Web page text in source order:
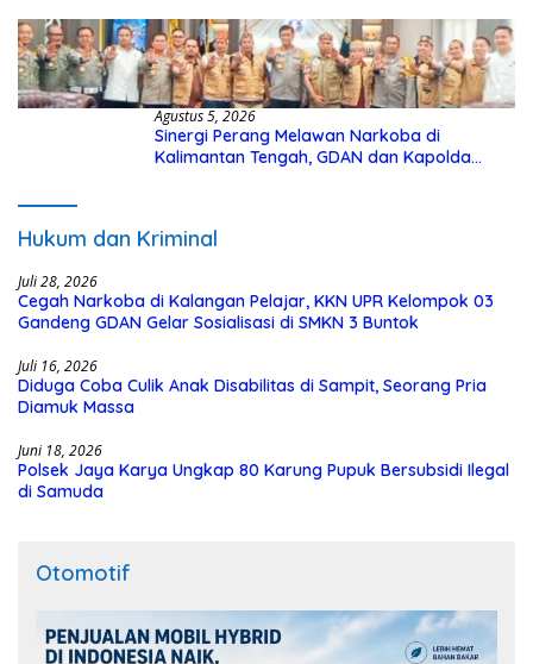
Agustus 5, 2026
Sinergi Perang Melawan Narkoba di
Kalimantan Tengah, GDAN dan Kapolda
Hukum dan Kriminal
Juli 28, 2026
Cegah Narkoba di Kalangan Pelajar, KKN UPR Kelompok 03
Gandeng GDAN Gelar Sosialisasi di SMKN 3 Buntok
Juli 16, 2026
Diduga Coba Culik Anak Disabilitas di Sampit, Seorang Pria
Diamuk Massa
Juni 18, 2026
Polsek Jaya Karya Ungkap 80 Karung Pupuk Bersubsidi Ilegal
di Samuda
Otomotif